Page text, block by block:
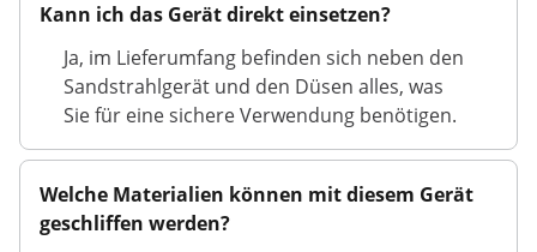
Kann ich das Gerät direkt einsetzen?
Ja, im Lieferumfang befinden sich neben den
Sandstrahlgerät und den Düsen alles, was
Sie für eine sichere Verwendung benötigen.
Welche Materialien können mit diesem Gerät
geschliffen werden?